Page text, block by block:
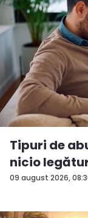
09 august 2026,
Tipuri de
nicio